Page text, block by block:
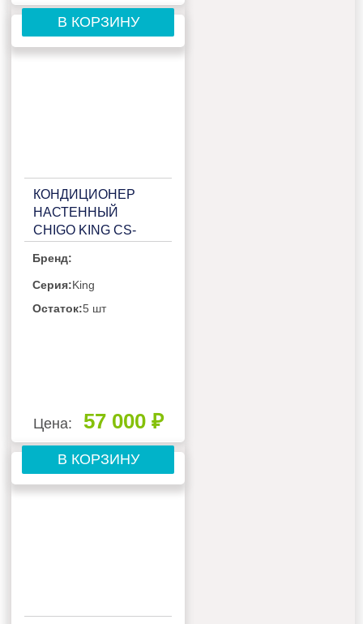
В КОРЗИНУ
КОНДИЦИОНЕР
НАСТЕННЫЙ
CHIGO KING CS-
Бренд:
Серия:King
Остаток:5 шт
Цена: 57 000 ₽
В КОРЗИНУ